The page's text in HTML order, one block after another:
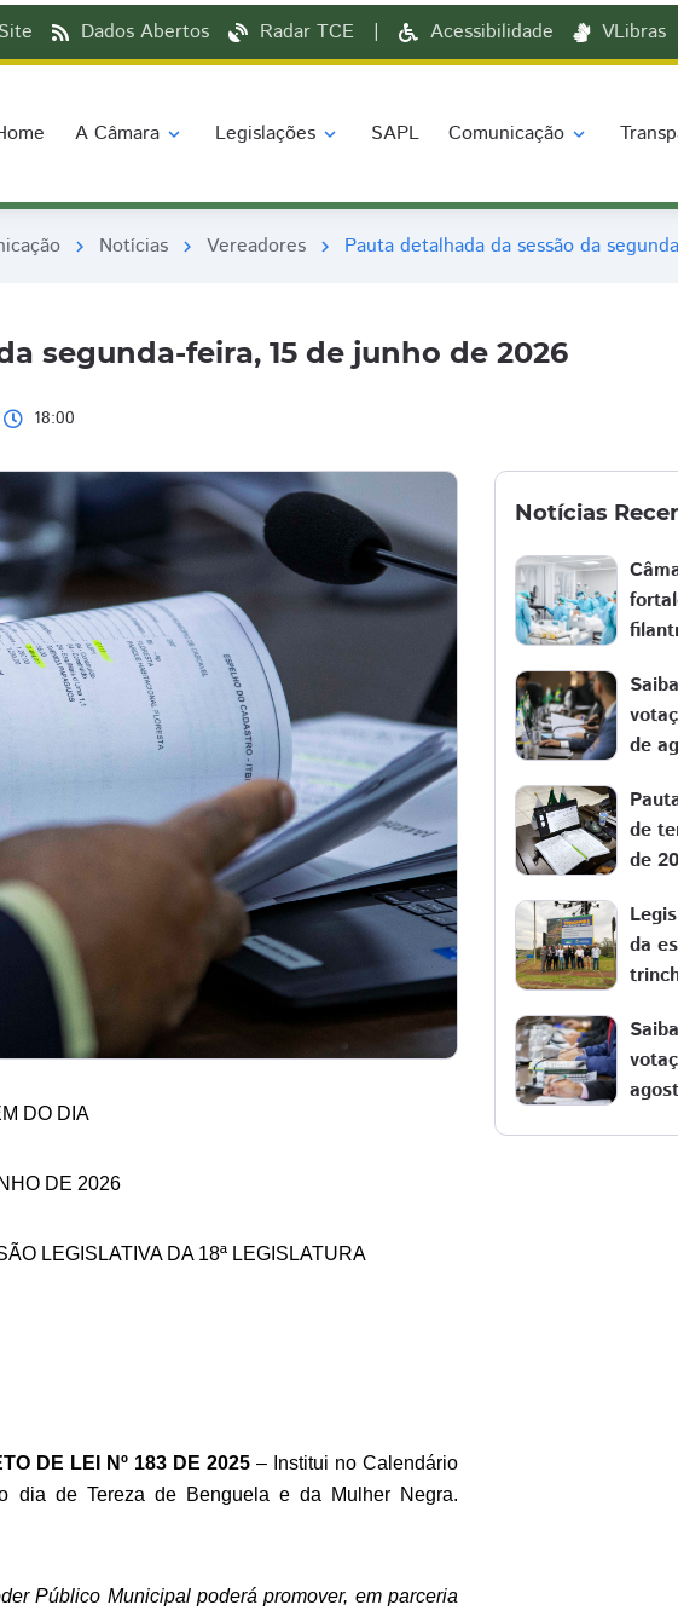
Dados Abertos Radar TCE | Acessibilidade VLibras
A Câmara expand_more Legislações expand_more SAPL Comunicação expand_more
chevron_right Notícias chevron_right Vereadores chevron_right Pauta detalhada da sessão da
segunda-feira, 15 de junho de 2026
18:00
DO DIA
DE 2026
LEGISLATIVA DA 18ª LEGISLATURA
DE LEI Nº 183 DE 2025 – Institui no Calendário
dia de Tereza de Benguela e da Mulher Negra.
Público Municipal poderá promover, em parceria
Notícias
de
de
de
da